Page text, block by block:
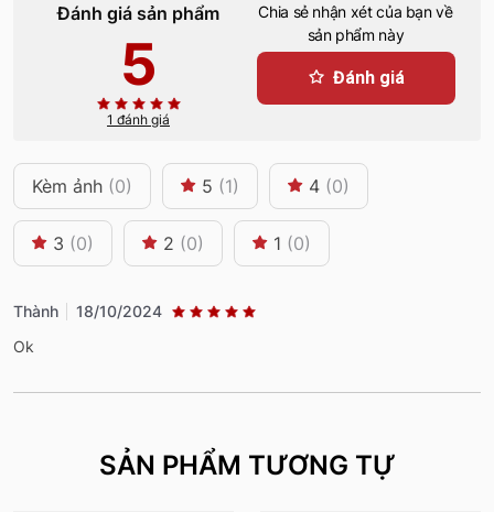
Đánh giá sản phẩm
5
1 đánh giá
Chia sẻ nhận xét của bạn về
sản phẩm này
Đánh giá
Kèm ảnh (0) 5 (1) 4 (0)
3 (0) 2 (0) 1 (0)
Thành
18/10/2024
Ok
SẢN PHẨM TƯƠNG TỰ